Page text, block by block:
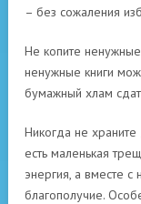
– без сожаления
Не копите
ненужные книги
бумажный хлам
Никогда не
есть маленькая
энергия, а вместе
благополучие.